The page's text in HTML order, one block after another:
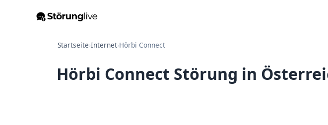
Startseite›Internet›Hörbi Connect
Hörbi Connect Störung in